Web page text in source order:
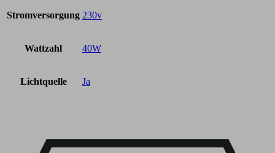
Stromversorgung 230v
Wattzahl 40W
Lichtquelle Ja